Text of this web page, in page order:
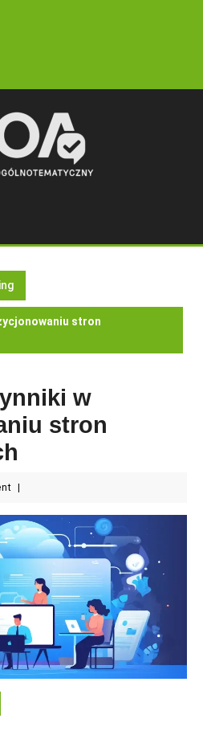
stron
w
stron